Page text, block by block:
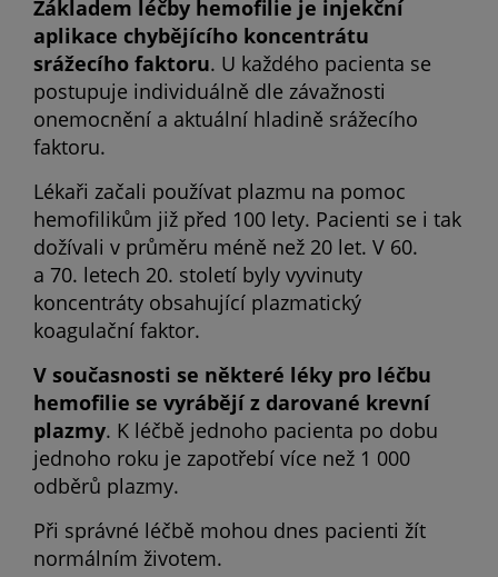
Základem léčby hemofilie je injekční
aplikace chybějícího koncentrátu
srážecího faktoru. U každého pacienta se
postupuje individuálně dle závažnosti
onemocnění a aktuální hladině srážecího
faktoru.
Lékaři začali používat plazmu na pomoc
hemofilikům již před 100 lety. Pacienti se i tak
dožívali v průměru méně než 20 let. V 60.
a 70. letech 20. století byly vyvinuty
koncentráty obsahující plazmatický
koagulační faktor.
V současnosti se některé léky pro léčbu
hemofilie se vyrábějí z darované krevní
plazmy. K léčbě jednoho pacienta po dobu
jednoho roku je zapotřebí více než 1 000
odběrů plazmy.
Při správné léčbě mohou dnes pacienti žít
normálním životem.